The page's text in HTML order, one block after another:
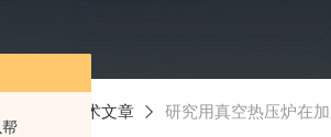
技术文章 研究用真空热压炉在